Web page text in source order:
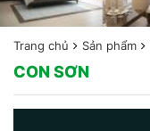
Trang chủ Sản phẩm
CON SƠN